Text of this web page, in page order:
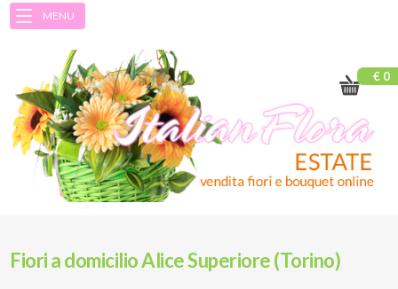
MENU
€ 0
Fiori a domicilio Alice Superiore (Torino)